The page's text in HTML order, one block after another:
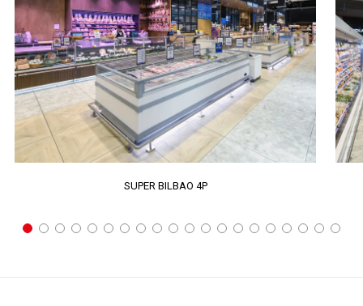
SUPER BILBAO 4P